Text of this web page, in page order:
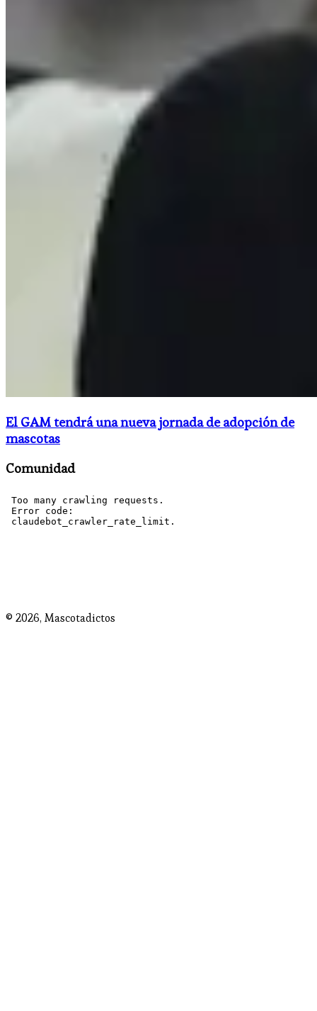
El GAM tendrá una nueva jornada de adopción de
mascotas
Comunidad
© 2026, Mascotadictos